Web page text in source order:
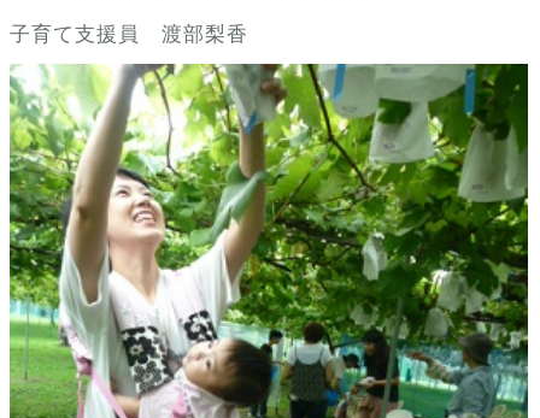
子育て支援員 渡部梨香